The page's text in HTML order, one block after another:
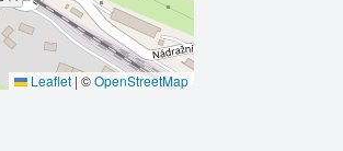
Leaflet | ©OpenStreetMap